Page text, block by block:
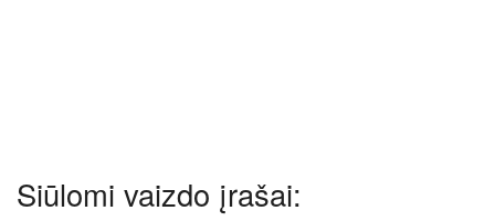
Siūlomi vaizdo įrašai: